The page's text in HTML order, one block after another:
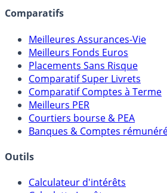
Meilleures Assurances-Vie
Meilleurs Fonds Euros
Placements Sans Risque
Comparatif Super Livrets
Comparatif Comptes à Terme
Meilleurs PER
Courtiers bourse & PEA